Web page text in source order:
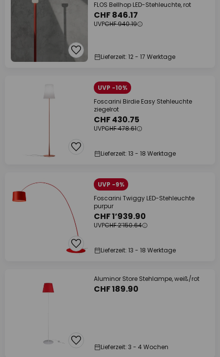
FLOS Bellhop LED-Stehleuchte, rot
CHF 846.17
UVPCHF 940.19
Lieferzeit: 12 - 17 Werktage
UVP -10%
Foscarini Birdie Easy Stehleuchte
ziegelrot
CHF 430.75
UVPCHF 478.61
Lieferzeit: 13 - 18 Werktage
UVP -9%
Foscarini Twiggy LED-Stehleuchte
purpur
CHF 1’939.90
UVPCHF 2’150.64
Lieferzeit: 13 - 18 Werktage
Aluminor Store Stehlampe, weiß/rot
CHF 189.90
Lieferzeit: 3 - 4 Wochen